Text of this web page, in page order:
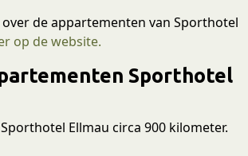
de appartementen van Sporthotel
op de website.
Sporthotel
Ellmau circa 900 kilometer.